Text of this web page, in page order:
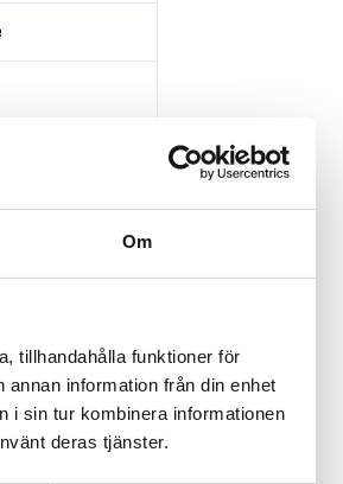
Om
tillhandahålla funktioner för
information från din enhet
i sin tur kombinera informationen
deras tjänster.
den längsta
Betongpannor